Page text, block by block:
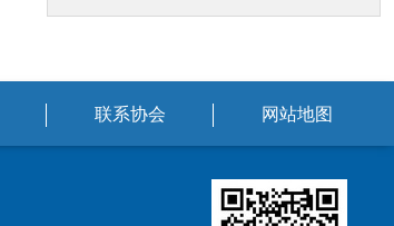
联系协会 网站地图